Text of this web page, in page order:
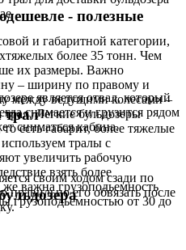
и габаритной категории,
более 35 тонн. Чем
их размеры. Важно
– ширину по правому и
между ведущими колесами –
трал. Легкие бульдозеры
есть габарит, более тяжелые
тралы с
увеличить рабочую
взять более
важна грузоподьемность
грузоподьемностью от 30 до
- полезные
является отвал, который
снимается и грузится рядом
сниматься кабина.
трал
своим ходом сзади по
его обвязать после